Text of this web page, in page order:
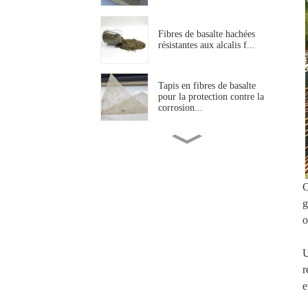
Fibres de basalte hachées
résistantes aux alcalis f...
Tapis en fibres de basalte
pour la protection contre la
corrosion...
Treillis en fibre de basalte